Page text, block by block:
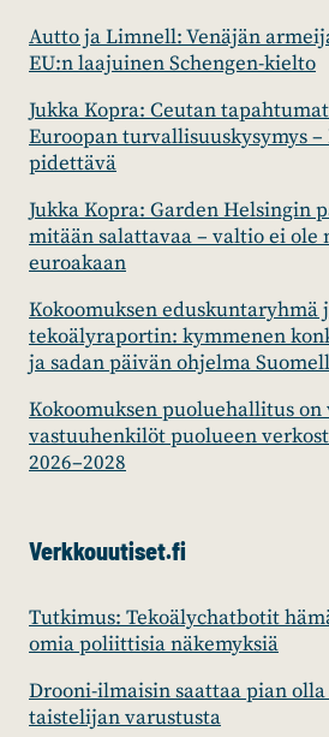
Autto ja Limnell: Venäjän
EU:n laajuinen Schengen-kielto
Jukka Kopra: Ceutan
Euroopan turvallisuuskysymys
pidettävä
Jukka Kopra: Garden Helsingin
mitään salattavaa – valtio ei ole
euroakaan
Kokoomuksen eduskuntaryhmä
tekoälyraportin: kymmenen
ja sadan päivän ohjelma
Kokoomuksen puoluehallitus
vastuuhenkilöt puolueen
2026–2028
Verkkouutiset.fi
Tutkimus: Tekoälychatbotit
omia poliittisia näkemyksiä
Drooni-ilmaisin saattaa pian olla
taistelijan varustusta